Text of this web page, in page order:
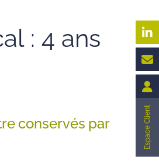
: 4 ans
conservés par
Espace Client